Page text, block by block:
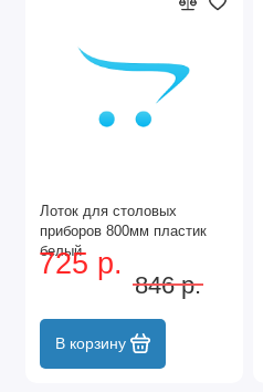
Лоток для столовых
приборов 800мм пластик
белый
725 р.
846 р.
В корзину